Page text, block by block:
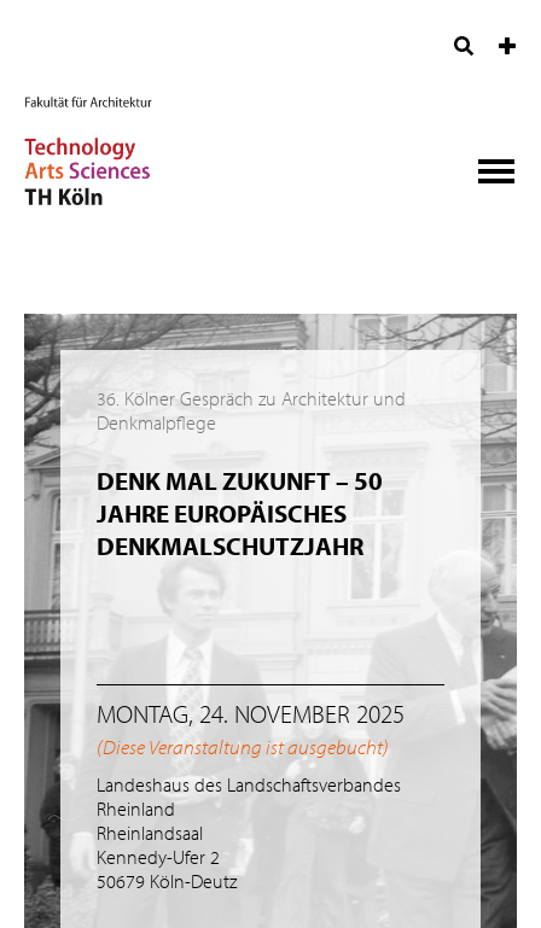
36. Kölner Gespräch zu Architektur und
Denkmalpflege
DENK MAL ZUKUNFT – 50
JAHRE EUROPÄISCHES
DENKMALSCHUTZJAHR
MONTAG, 24. NOVEMBER 2025
(Diese Veranstaltung ist ausgebucht)
Landeshaus des Landschaftsverbandes
Rheinland
Rheinlandsaal
Kennedy-Ufer 2
50679 Köln-Deutz